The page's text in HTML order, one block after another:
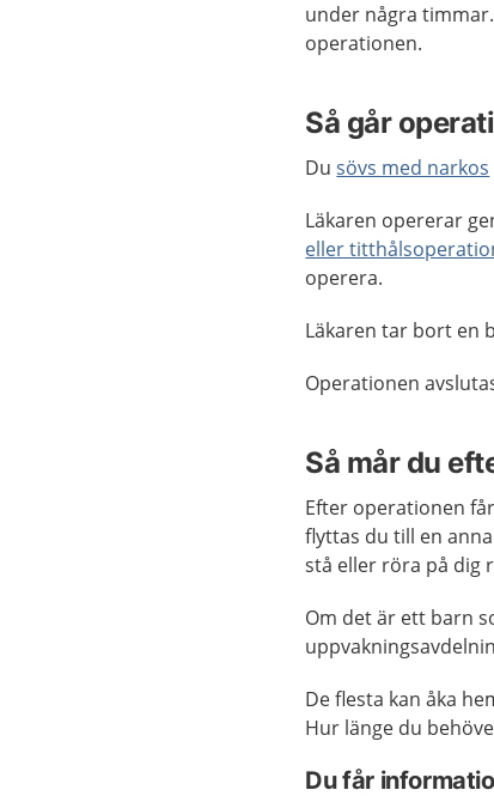
under några
operationen.
Så går
Dusövs med narkos
Läkaren opererar
eller
operera.
Läkaren tar bort en
Operationen
Så mår du
Efter operationen
flyttas du till en
stå eller röra på dig
Om det är ett barn
De flesta kan åka
Hur länge du
Du får